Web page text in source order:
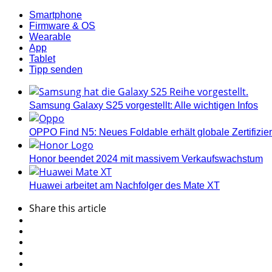
Smartphone
Firmware & OS
Wearable
App
Tablet
Tipp senden
Samsung Galaxy S25 vorgestellt: Alle wichtigen Infos
OPPO Find N5: Neues Foldable erhält globale
Honor beendet 2024 mit massivem Verkaufswachstum
Huawei arbeitet am Nachfolger des Mate XT
Sharethis article